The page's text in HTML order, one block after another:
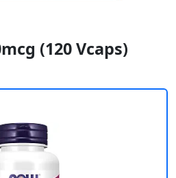
(120 Vcaps)